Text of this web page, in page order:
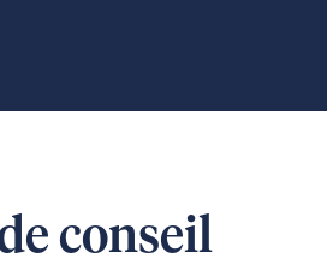
conseil